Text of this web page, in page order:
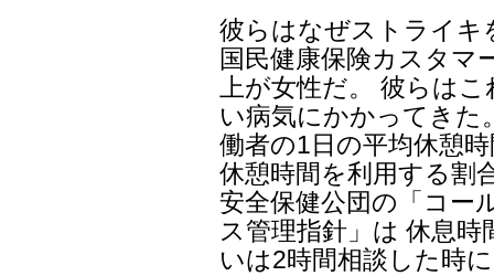
彼らはなぜストライ
国民健康保険カスタマ
上が女性だ。 彼らは
い病気にかかってきた
働者の1日の平均休憩
休憩時間を利用する割
安全保健公団の「コー
ス管理指針」は 休息
いは2時間相談した時